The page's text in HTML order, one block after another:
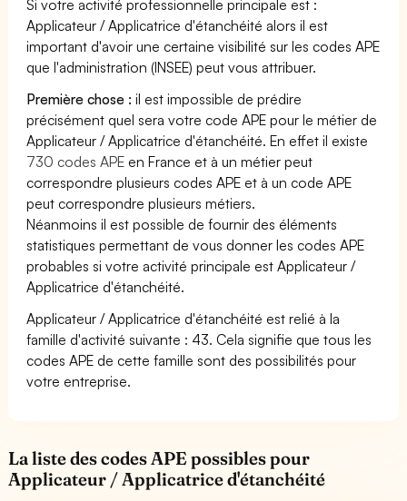
Si votre activité professionnelle principale est :
Applicateur / Applicatrice d'étanchéité alors il est
important d'avoir une certaine visibilité sur les codes APE
que l'administration (INSEE) peut vous attribuer.
Première chose : il est impossible de prédire
précisément quel sera votre code APE pour le métier de
Applicateur / Applicatrice d'étanchéité. En effet il existe
730 codes APE en France et à un métier peut
correspondre plusieurs codes APE et à un code APE
peut correspondre plusieurs métiers.
Néanmoins il est possible de fournir des éléments
statistiques permettant de vous donner les codes APE
probables si votre activité principale est Applicateur /
Applicatrice d'étanchéité.
Applicateur / Applicatrice d'étanchéité est relié à la
famille d'activité suivante : 43. Cela signifie que tous les
codes APE de cette famille sont des possibilités pour
votre entreprise.
La liste des codes APE possibles pour
Applicateur / Applicatrice d'étanchéité